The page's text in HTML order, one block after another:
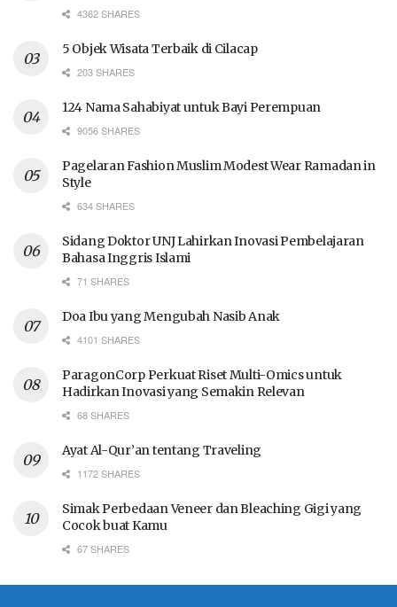
4362 SHARES
5 Objek Wisata Terbaik di Cilacap
203 SHARES
124 Nama Sahabiyat untuk Bayi Perempuan
9056 SHARES
Pagelaran Fashion Muslim Modest Wear Ramadan in
Style
634 SHARES
Sidang Doktor UNJ Lahirkan Inovasi Pembelajaran
Bahasa Inggris Islami
71 SHARES
Doa Ibu yang Mengubah Nasib Anak
4101 SHARES
ParagonCorp Perkuat Riset Multi-Omics untuk
Hadirkan Inovasi yang Semakin Relevan
68 SHARES
Ayat Al-Qur’an tentang Traveling
1172 SHARES
Simak Perbedaan Veneer dan Bleaching Gigi yang
Cocok buat Kamu
67 SHARES